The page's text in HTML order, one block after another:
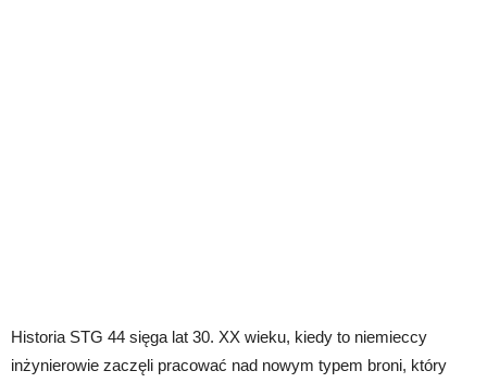
Historia STG 44 sięga lat 30. XX wieku, kiedy to niemieccy
inżynierowie zaczęli pracować nad nowym typem broni, który